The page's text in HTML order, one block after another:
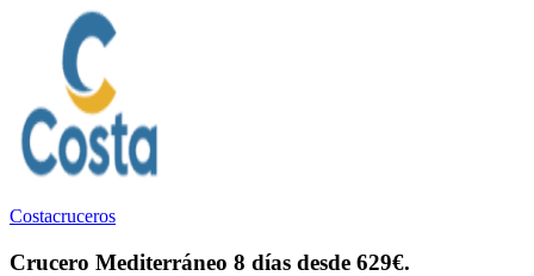
Costacruceros
Crucero Mediterráneo 8 días desde 629€.